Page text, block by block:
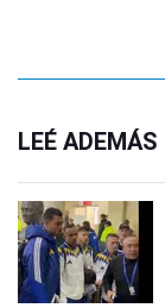
LEÉ ADEMÁS